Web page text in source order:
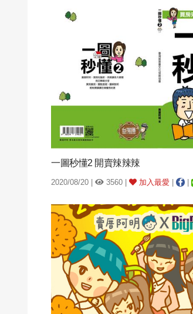
一圖秒懂2 開賣辣辣辣
2020/08/20 | 3560 | 加入最愛